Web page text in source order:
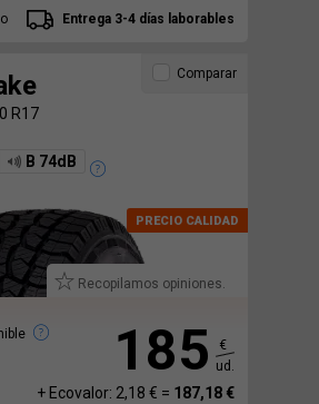
Entrega 3-4 días laborables
R17
B 74dB
Recopilamos opiniones.
Comparar
185
€
ud.
+ Ecovalor: 2,18 € = 187,18 €